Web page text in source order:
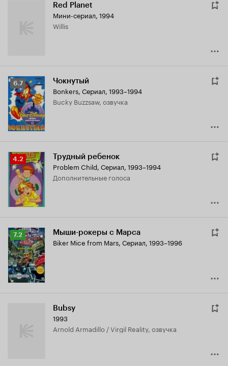
Red Planet
Мини-сериал, 1994
Willis
Рейтинг
Кинопоиска
6.7
6.7 Чокнутый
Bonkers, Сериал, 1993–1994
Bucky Buzzsaw, озвучка
Рейтинг
Кинопоиска
4.2
4.2 Трудный ребенок
Problem Child, Сериал, 1993–1994
дополнительные голоса
Рейтинг
Кинопоиска
7.2
7.2 Мыши-рокеры с Марса
Biker Mice from Mars, Сериал, 1993–1996
Bubsy
1993
Arnold Armadillo / Virgil Reality, озвучка